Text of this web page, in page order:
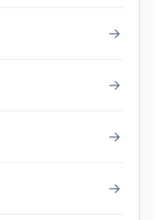
→
→
→
→